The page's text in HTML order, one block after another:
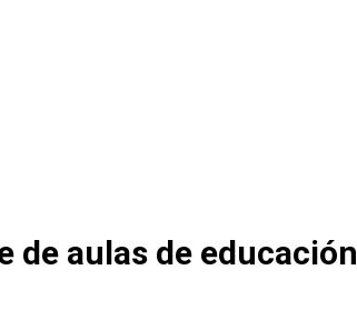
de aulas de educación